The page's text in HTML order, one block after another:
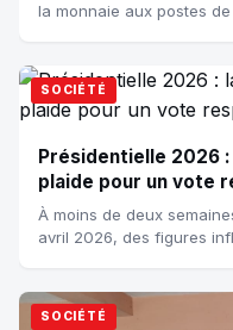
la monnaie aux postes
SOCIÉTÉ
Présidentielle 2026 :
plaide pour un vote
À moins de deux
avril 2026, des figures
SOCIÉTÉ